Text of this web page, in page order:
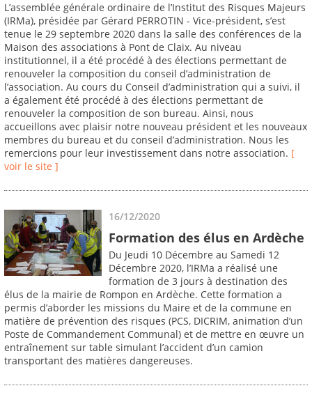
L’assemblée générale ordinaire de l’Institut des Risques Majeurs
(IRMa), présidée par Gérard PERROTIN - Vice-président, s’est
tenue le 29 septembre 2020 dans la salle des conférences de la
Maison des associations à Pont de Claix. Au niveau
institutionnel, il a été procédé à des élections permettant de
renouveler la composition du conseil d’administration de
l’association. Au cours du Conseil d’administration qui a suivi, il
a également été procédé à des élections permettant de
renouveler la composition de son bureau. Ainsi, nous
accueillons avec plaisir notre nouveau président et les nouveaux
membres du bureau et du conseil d’administration. Nous les
remercions pour leur investissement dans notre association. [
voir le site ]
16/12/2020
Formation des élus en Ardèche
Du Jeudi 10 Décembre au Samedi 12
Décembre 2020, l’IRMa a réalisé une
formation de 3 jours à destination des
élus de la mairie de Rompon en Ardèche. Cette formation a
permis d’aborder les missions du Maire et de la commune en
matière de prévention des risques (PCS, DICRIM, animation d’un
Poste de Commandement Communal) et de mettre en œuvre un
entraînement sur table simulant l’accident d’un camion
transportant des matières dangereuses.